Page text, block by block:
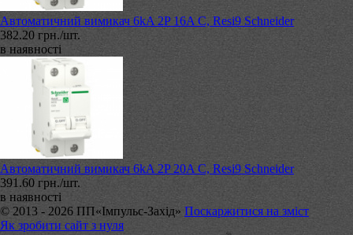
Автоматичний вимикач 6kA 2P 16A C, Resi9 Schneider
382.20 грн./шт.
в наявності
Автоматичний вимикач 6kA 2P 20A C, Resi9 Schneider
391.60 грн./шт.
в наявності
© 2013 - 2026 ПП«Імпульс-Захід» Поскаржитися на зміст
Як зробити сайт з нуля